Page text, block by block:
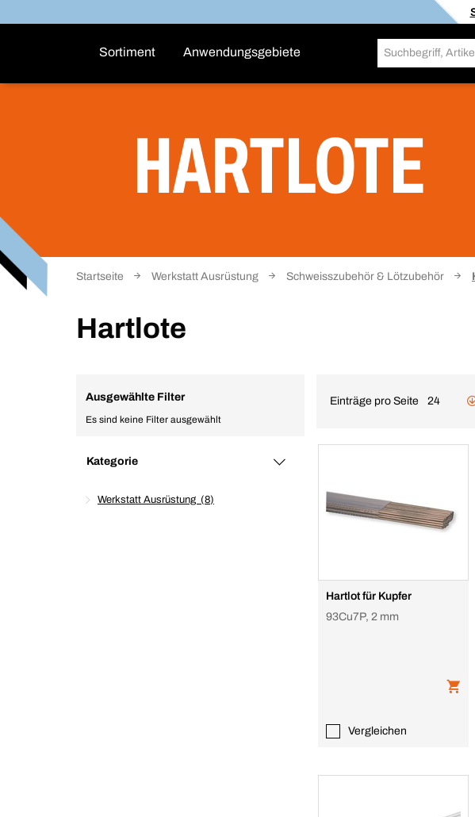
Sortiment Anwendungsgebiete
HARTLOTE
Startseite Werkstatt Ausrüstung Schweisszubehör & Lötzubehör
Hartlote
Ausgewählte Filter
Es sind keine Filter ausgewählt
Kategorie
Werkstatt Ausrüstung 8
Einträge pro Seite 24
Hartlot für Kupfer
93Cu7P, 2 mm
Vergleichen